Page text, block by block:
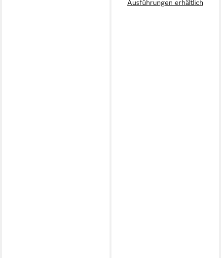
Ausführungen erhältlich